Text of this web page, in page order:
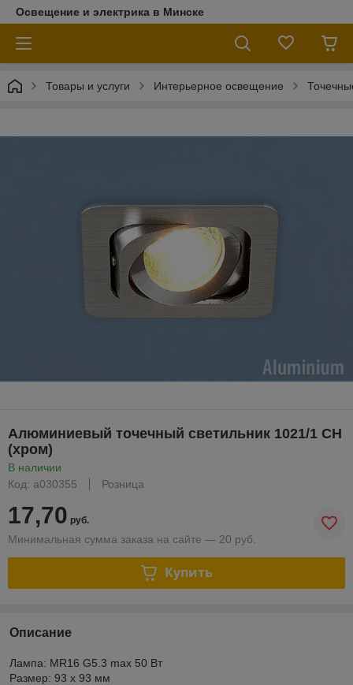
Освещение и электрика в Минске
Товары и услуги Интерьерное освещение
Алюминиевый точечный светильник 1021/1 CH
(хром)
В наличии
Код: a030355
Розница
17,70 руб.
Минимальная сумма заказа на сайте — 20 руб.
Купить
Описание
Лампа: MR16 G5.3 max 50 Вт
Размер: 93 х 93 мм